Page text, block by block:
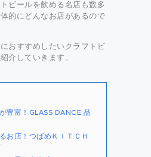
ビールを飲める名店も数多
的にどんなお店があるので
おすすめしたいクラフトビ
介していきます。
豊富！GLASS DANCE 品
お店！つばめＫＩＴＣＨ